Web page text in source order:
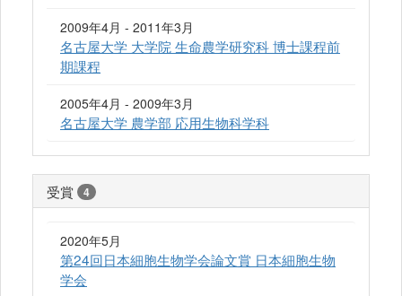
2009年4月 - 2011年3月
名古屋大学 大学院 生命農学研究科 博士課程前
期課程
2005年4月 - 2009年3月
名古屋大学 農学部 応用生物科学科
受賞 4
2020年5月
第24回日本細胞生物学会論文賞 日本細胞生物
学会